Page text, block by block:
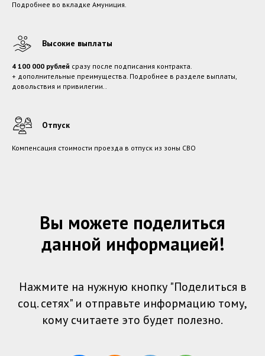
Подробнее во вкладке Амуниция.
Высокие выплаты
4 100 000 рублей сразу после подписания контракта.
+ дополнительные преимущества. Подробнее в разделе выплаты,
довольствия и привилегии..
Отпуск
Компенсация стоимости проезда в отпуск из зоны СВО
Вы можете поделиться
данной информацией!
Нажмите на нужную кнопку "Поделиться в
соц. сетях" и отправьте информацию тому,
кому считаете это будет полезно.